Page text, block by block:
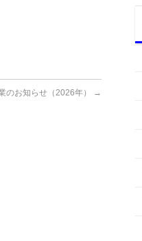
のお知らせ（2026年） →